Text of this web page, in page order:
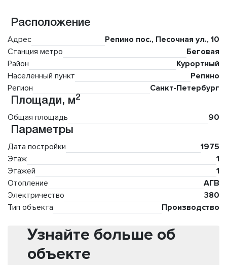
Расположение
Адрес
Репино пос., Песочная ул., 10
Станция метро
Беговая
Район
Курортный
Населенный пункт
Репино
Регион
Санкт-Петербург
Площади, м2
Общая площадь
90
Параметры
Дата постройки
1975
Этаж
1
Этажей
1
Отопление
АГВ
Электричество
380
Тип объекта
Производство
Узнайте больше об
объекте